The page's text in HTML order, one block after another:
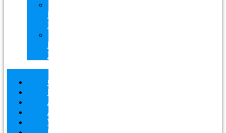
kerület
Masszázs
házhoz
Budapesten
Csapatunk
Masszázsaink
Ajándékutalvány
Áraink
Visszajelzések